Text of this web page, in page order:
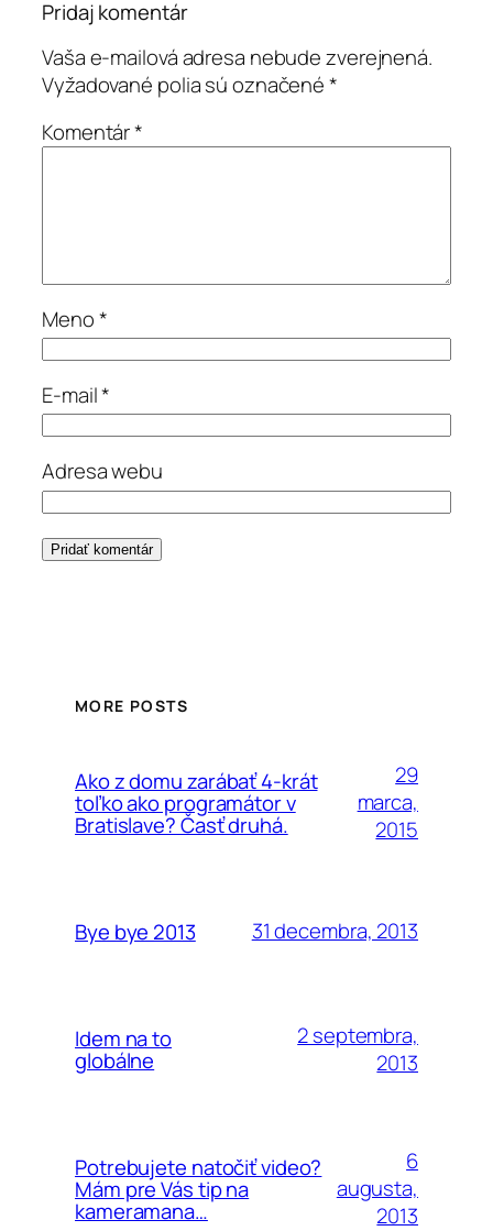
Pridaj komentár
Vaša e-mailová adresa nebude zverejnená.
Vyžadované polia sú označené*
Komentár*
Meno*
E-mail*
Adresa webu
MORE POSTS
Ako z domu zarábať 4-krát
toľko ako programátor v
Bratislave? Časť druhá.
29
marca,
2015
Bye bye 2013 31 decembra, 2013
Idem na to
globálne
2 septembra,
2013
Potrebujete natočiť video?
Mám pre Vás tip na
kameramana…
6
augusta,
2013